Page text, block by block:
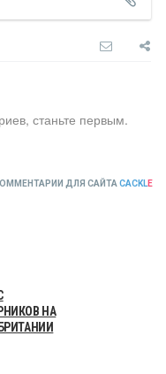
станьте первым.
ДЛЯ САЙТА CACKLE
НА